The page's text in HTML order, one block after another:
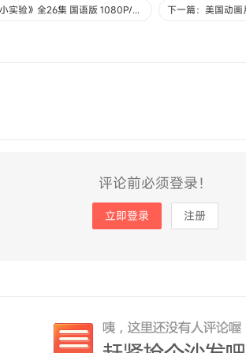
上一篇：科普动画片《螺丝钉科学小实验》全26集 国语版 1080P/MP4/1.15G 动画片螺丝钉科学小实验下载
评论前必须登录！
立即登录 注册